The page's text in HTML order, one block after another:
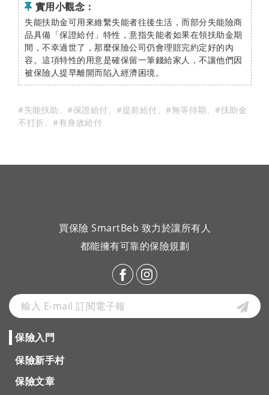
實用小觀念：
失能扶助金可用來維繫失能者往後生活，而部分失能險商
品具備「保證給付」特性，意指失能者如果在領扶助金期
間，不幸過世了，那麼保險公司仍會理賠完約定好的內
容。這項特性的用意是確保留一筆錢給家人，不讓他們因
被保險人提早離開而陷入經濟困境。
#失能扶助 、 #保證給付 、 #提前給付 、 #無等待期 、 #扶助金
不打折 、 #有身故給付
買保險 SmartBeb 致力於讓所有人
都能擁有可靠的保險規劃
保險入門
保險新手村
保險文章